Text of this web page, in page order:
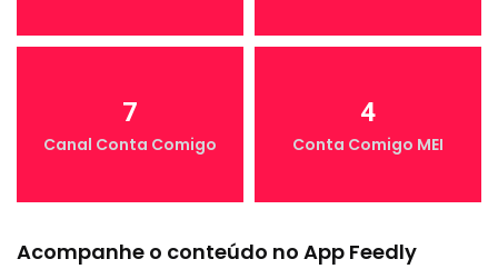
7
Canal Conta Comigo
4
Conta Comigo MEI
Acompanhe o conteúdo no App Feedly